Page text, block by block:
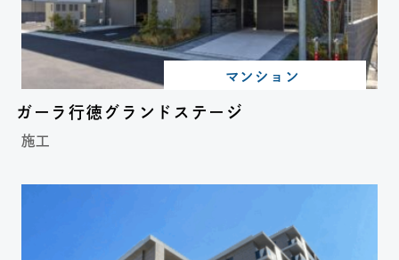
マンション
ガーラ行徳グランドステージ
施工